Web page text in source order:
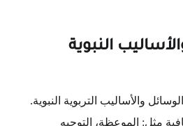
النبوية
والأساليب التربوية النبوية.
مثل: الموعظة، التوجيه